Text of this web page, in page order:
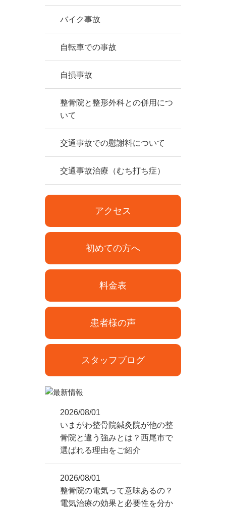
バイク事故
自転車での事故
自損事故
整骨院と整形外科との併用につ
いて
交通事故での慰謝料について
交通事故治療（むち打ち症）
アクセス
初めての方へ
料金表
患者様の声
スタッフブログ
2026/08/01
いまがわ整骨院鍼灸院が他の整
骨院と違う強みとは？西尾市で
選ばれる理由をご紹介
2026/08/01
整骨院の電気って意味あるの？
電気治療の効果と必要性を分か